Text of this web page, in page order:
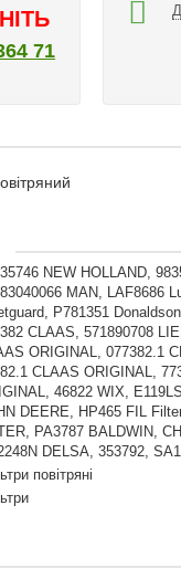
71
NEW HOLLAND,
MAN, LAF8686
P781351
CLAAS, 571890708
ORIGINAL, 077382.1
CLAAS ORIGINAL,
46822 WIX,
DEERE, HP465 FIL
PA3787 BALDWIN,
DELSA, 353792,
повітряні